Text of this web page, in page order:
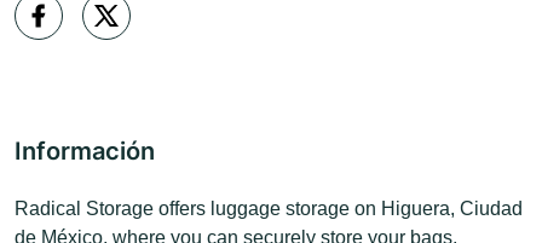
Información
Radical Storage offers luggage storage on Higuera, Ciudad
de México, where you can securely store your bags,